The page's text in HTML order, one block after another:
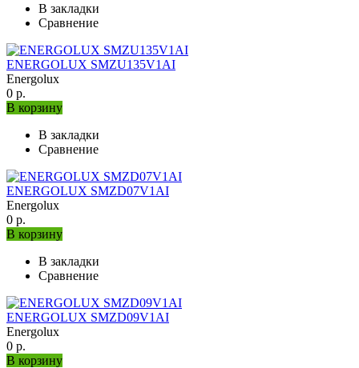
В закладки
Сравнение
ENERGOLUX SMZU135V1AI
Energolux
0 р.
В корзину
В закладки
Сравнение
ENERGOLUX SMZD07V1AI
Energolux
0 р.
В корзину
В закладки
Сравнение
ENERGOLUX SMZD09V1AI
Energolux
0 р.
В корзину